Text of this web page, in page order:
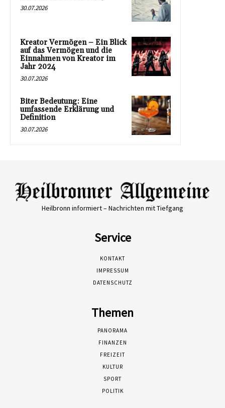
30.07.2026
Kreator Vermögen – Ein Blick
auf das Vermögen und die
Einnahmen von Kreator im
Jahr 2024
30.07.2026
Biter Bedeutung: Eine
umfassende Erklärung und
Definition
30.07.2026
Heilbronn informiert – Nachrichten mit Tiefgang
Service
KONTAKT
IMPRESSUM
DATENSCHUTZ
Themen
PANORAMA
FINANZEN
FREIZEIT
KULTUR
SPORT
POLITIK